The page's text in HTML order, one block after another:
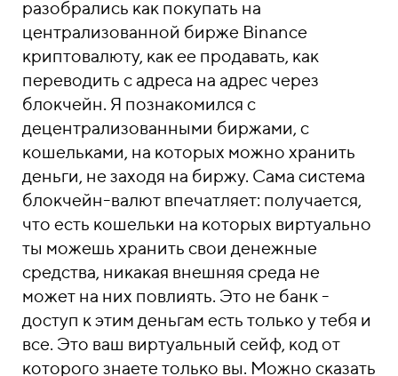
разобрались как покупать на
централизованной бирже Binance
криптовалюту, как ее продавать, как
переводить с адреса на адрес через
блокчейн. Я познакомился с
децентрализованными биржами, с
кошельками, на которых можно хранить
деньги, не заходя на биржу. Сама система
блокчейн-валют впечатляет: получается,
что есть кошельки на которых виртуально
ты можешь хранить свои денежные
средства, никакая внешняя среда не
может на них повлиять. Это не банк -
доступ к этим деньгам есть только у тебя и
все. Это ваш виртуальный сейф, код от
которого знаете только вы. Можно сказать